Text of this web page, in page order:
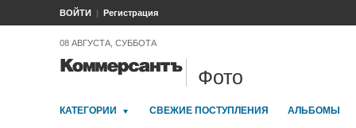
ВОЙТИ Регистрация
08 АВГУСТА, СУББОТА
Фото
КАТЕГОРИИ СВЕЖИЕ ПОСТУПЛЕНИЯ АЛЬБОМЫ